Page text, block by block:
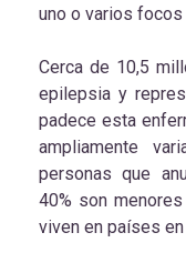
uno o varios
Cerca de 10,5
epilepsia y
padece esta
ampliamente
personas que
40% son
viven en países